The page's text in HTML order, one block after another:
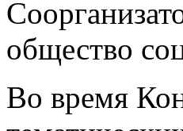
общество
Во время